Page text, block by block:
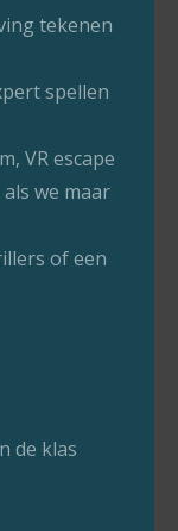
tekenen
spellen
VR escape
we maar
of een
de klas